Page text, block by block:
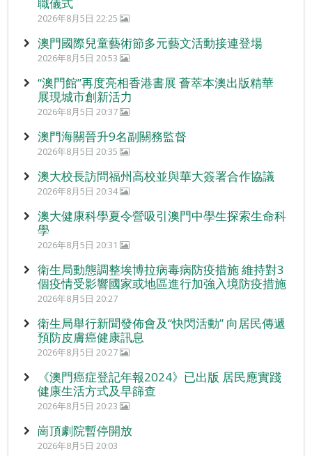
2026年8月5日 22:25
澳門國際兒童藝術節多元藝文活動接連登場
2026年8月5日 20:53
“澳門館”再度亮相香港書展 薈萃本澳出版精華
展現城市創新活力
2026年8月5日 20:37
澳門海關晉升9名副關務監督
2026年8月5日 20:35
澳大校長訪問福州高校並與華大簽署合作協議
2026年8月5日 20:34
澳大健康科學夏令營吸引澳門中學生探索生命科
學
2026年8月5日 20:31
衛生局動態調整埃博拉病毒病防疫措施 維持對3
個疫情受影響國家或地區進行加強入境防疫措施
2026年8月5日 20:27
衛生局舉行新聞發佈會及“快閃活動” 向居民傳遞
預防皮膚癌健康訊息
2026年8月5日 20:27
《澳門癌症登記年報2024》已出版 居民應實踐
健康生活方式及早篩查
2026年8月5日 20:23
崗頂劇院暫停開放
2026年8月5日 20:03